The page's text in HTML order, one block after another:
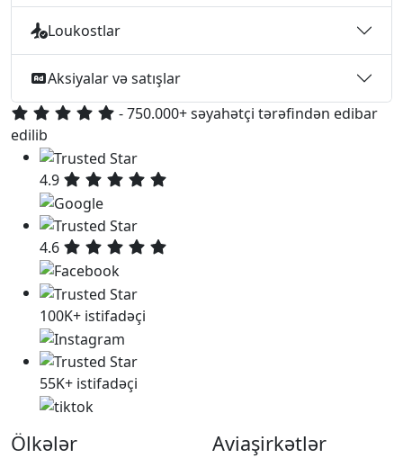
Loukostlar
Aksiyalar və satışlar
- 750.000+ səyahətçi tərəfindən edibar
edilib
4.9
4.6
100K+ istifadəçi
55K+ istifadəçi
Ölkələr Aviaşirkətlər